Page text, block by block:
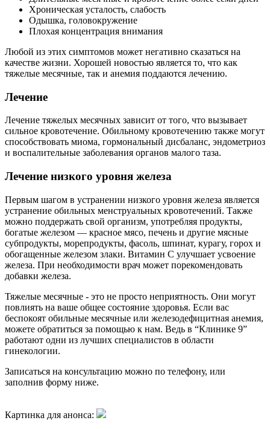
Хроническая усталость, слабость
Одышка, головокружение
Плохая концентрация внимания
Любой из этих симптомов может негативно сказаться на
качестве жизни. Хорошей новостью является то, что как
тяжелые месячные, так и анемия поддаются лечению.
Лечение
Лечение тяжелых месячных зависит от того, что вызывает
сильное кровотечение. Обильному кровотечению также могут
способствовать миома, гормональный дисбаланс, эндометриоз
и воспалительные заболевания органов малого таза.
Лечение низкого уровня железа
Первым шагом в устранении низкого уровня железа является
устранение обильных менструальных кровотечений. Также
можно поддержать свой организм, употребляя продукты,
богатые железом — красное мясо, печень и другие мясные
субпродукты, морепродукты, фасоль, шпинат, курагу, горох и
обогащенные железом злаки. Витамин С улучшает усвоение
железа. При необходимости врач может порекомендовать
добавки железа.
Тяжелые месячные - это не просто неприятность. Они могут
повлиять на ваше общее состояние здоровья. Если вас
беспокоят обильные месячные или железодефицитная анемия,
можете обратиться за помощью к нам. Ведь в “Клинике 9”
работают одни из лучших специалистов в области
гинекологии.
Записаться на консультацию можно по телефону, или
заполнив форму ниже.
Картинка для анонса: